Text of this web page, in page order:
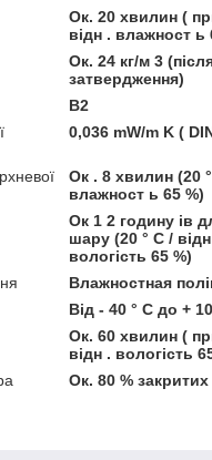
Ок. 20 хвилин (
відн . влажност ь
Ок. 24 кг/м 3
затвердження)
В2
0,036 mW/m K (
Ок . 8 хвилин (20
влажност ь 65 %)
Ок 1 2 годину ів
шару (20 ° C /
вологість 65 %)
Влажностная
Від - 40 ° C до +
Ок. 60 хвилин (
відн . вологість
Ок. 80 % закритих